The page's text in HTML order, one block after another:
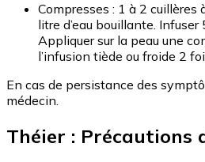
Compresses : 1 à 2 cuillères
litre d’eau bouillante.
Appliquer sur la peau une
l’infusion tiède ou froide 2
En cas de persistance des
médecin.
Théier : Précautions